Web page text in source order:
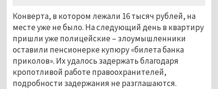
Конверта, в котором лежали 16 тысяч рублей, на
месте уже не было. На следующий день в квартиру
пришли уже полицейские – злоумышленники
оставили пенсионерке купюру «билета банка
приколов». Их удалось задержать благодаря
кропотливой работе правоохранителей,
подробности задержания не разглашаются.